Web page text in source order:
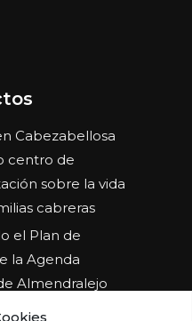
Cabezabellosa
centro de
sobre la vida
cabreras
el Plan de
la Agenda
Almendralejo